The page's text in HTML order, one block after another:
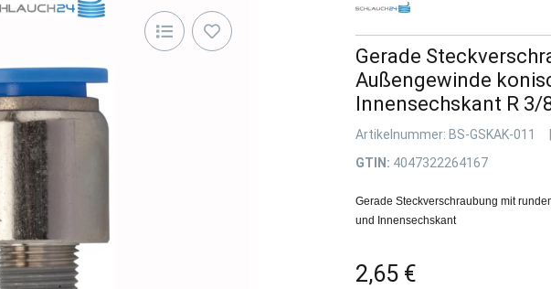
Gerade
Außengewinde
Innensechskant R 3/
Artikelnummer: BS-GSKAK-011
GTIN: 4047322264167
Gerade Steckverschraubung mit
und Innensechskant
2,65 €